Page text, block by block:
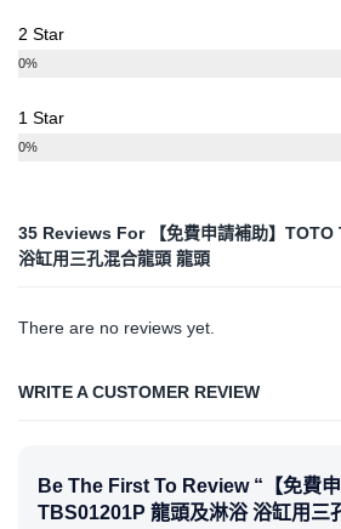
2 Star
0%
1 Star
0%
35 Reviews For
【免費申請補助】
浴缸用三孔混合龍頭 龍頭
There are no reviews yet.
WRITE A CUSTOMER REVIEW
Be The First To Review “【免費
TBS01201P 龍頭及淋浴 浴缸用三